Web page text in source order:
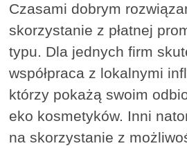
Czasami dobrym
skorzystanie z płatnej
typu. Dla jednych firm
współpraca z lokalnymi
którzy pokażą swoim
eko kosmetyków. Inni
na skorzystanie z